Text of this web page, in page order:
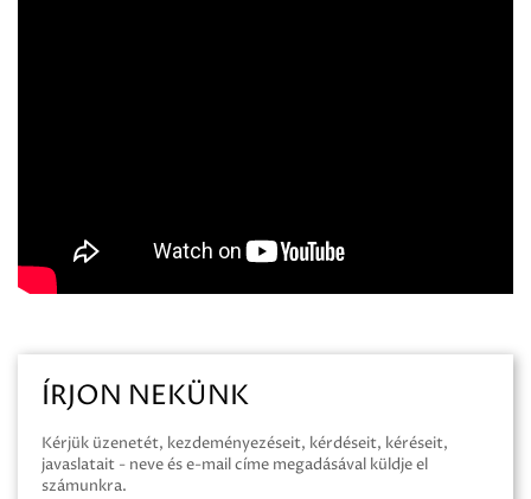
ÍRJON NEKÜNK
Kérjük üzenetét, kezdeményezéseit, kérdéseit, kéréseit,
javaslatait - neve és e-mail címe megadásával küldje el
számunkra.